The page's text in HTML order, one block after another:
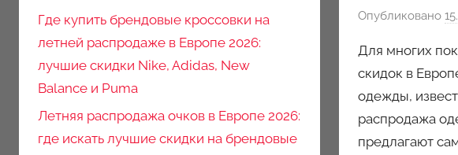
Опубликовано
Для многих
скидок в
одежды,
распродажа
предлагают
Где купить брендовые кроссовки на
летней распродаже в Европе 2026:
лучшие скидки Nike, Adidas, New
Balance и Puma
Летняя распродажа очков в Европе 2026:
где искать лучшие скидки на брендовые